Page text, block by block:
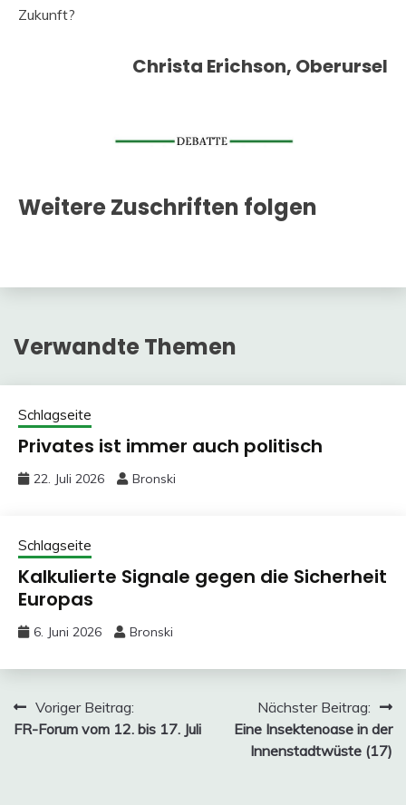
Zukunft?
Christa Erichson, Oberursel
Weitere Zuschriften folgen
Verwandte Themen
Schlagseite
Privates ist immer auch politisch
22. Juli 2026 Bronski
Schlagseite
Kalkulierte Signale gegen die Sicherheit
Europas
6. Juni 2026 Bronski
Beitragsnavigation
Voriger Beitrag:
FR-Forum vom 12. bis 17. Juli
Nächster Beitrag:
Eine Insektenoase in der
Innenstadtwüste (17)